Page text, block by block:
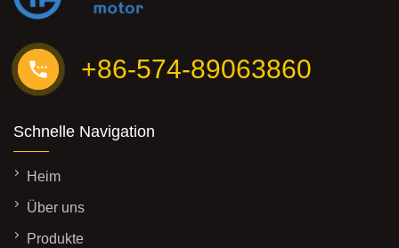
+86-574-89063860
Schnelle Navigation
Heim
Über uns
Produkte